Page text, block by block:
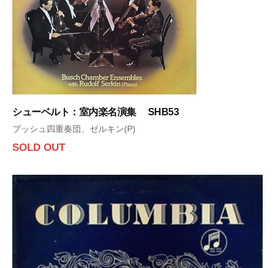
シューベルト：室内楽名演集 SHB53
ブッシュ四重奏団、ゼルキン(P)
SOLD OUT